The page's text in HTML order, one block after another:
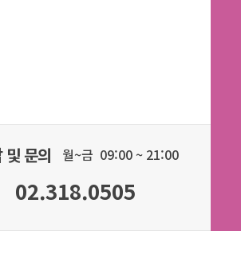
및 문의 월~금 09:00 ~ 21:00
02.318.0505